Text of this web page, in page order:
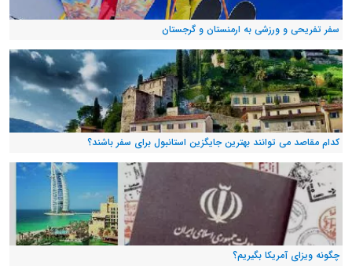
سفر تفریحی و ورزشی به ارمنستان و گرجستان
کدام مقاصد می توانند بهترین جایگزین استانبول برای سفر باشند؟
چگونه ویزای آمریکا بگیریم؟